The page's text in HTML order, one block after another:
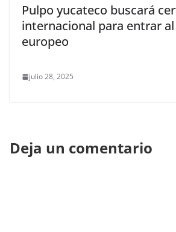
Pulpo yucateco buscará
internacional para entrar
europeo
julio 28, 2025
Deja un comentario